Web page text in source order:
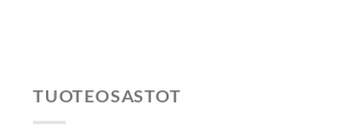
TUOTEOSASTOT